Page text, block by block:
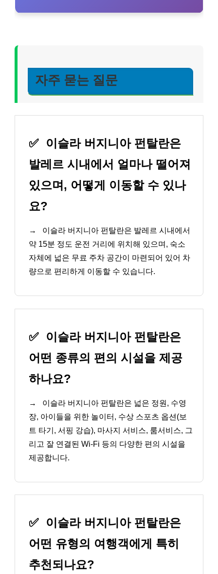
자주 묻는 질문
✅
이슬라 버지니아 펀탈란은
발레르 시내에서 얼마나 떨어져
있으며, 어떻게 이동할 수 있나
요?
→
이슬라 버지니아 펀탈란은 발레르 시내에서
약 15분 정도 운전 거리에 위치해 있으며, 숙소
자체에 넓은 무료 주차 공간이 마련되어 있어 차
량으로 편리하게 이동할 수 있습니다.
✅
이슬라 버지니아 펀탈란은
어떤 종류의 편의 시설을 제공
하나요?
→
이슬라 버지니아 펀탈란은 넓은 정원, 수영
장, 아이들을 위한 놀이터, 수상 스포츠 옵션(보
트 타기, 서핑 강습), 마사지 서비스, 룸서비스, 그
리고 잘 연결된 Wi-Fi 등의 다양한 편의 시설을
제공합니다.
✅
이슬라 버지니아 펀탈란은
어떤 유형의 여행객에게 특히
추천되나요?